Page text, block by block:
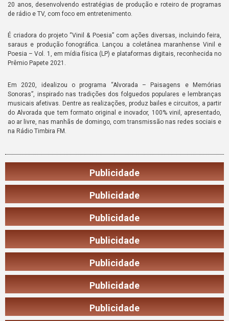
20 anos, desenvolvendo estratégias de produção e roteiro de programas
de rádio e TV, com foco em entretenimento.
É criadora do projeto “Vinil & Poesia” com ações diversas, incluindo feira,
saraus e produção fonográfica. Lançou a coletânea maranhense Vinil e
Poesia – Vol. 1, em mídia física (LP) e plataformas digitais, reconhecida no
Prêmio Papete 2021.
Em 2020, idealizou o programa “Alvorada – Paisagens e Memórias
Sonoras”, inspirado nas tradições dos folguedos populares e lembranças
musicais afetivas. Dentre as realizações, produz bailes e circuitos, a partir
do Alvorada que tem formato original e inovador, 100% vinil, apresentado,
ao ar livre, nas manhãs de domingo, com transmissão nas redes sociais e
na Rádio Timbira FM.
Publicidade
Publicidade
Publicidade
Publicidade
Publicidade
Publicidade
Publicidade